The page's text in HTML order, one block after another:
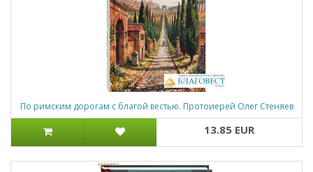
По римским дорогам с благой вестью. Протоиерей Олег Стеняев
13.85 EUR